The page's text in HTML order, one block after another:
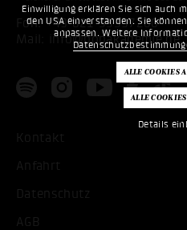
Einwilligung erklären Sie sich auch
den USA einverstanden. Sie
anpassen. Weitere
Details
Fon: +49 621 53397200
Mail:
info@popakademie.de
Kontakt
Anfahrt
Datenschutz
AGB